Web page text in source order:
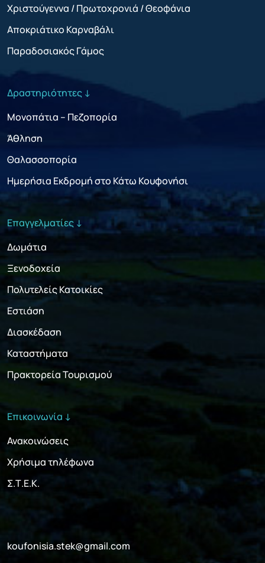
Χριστούγεννα / Πρωτοχρονιά / Θεοφάνια
Αποκριάτικο Καρναβάλι
Παραδοσιακός Γάμος
Δραστηριότητες ↓
Μονοπάτια – Πεζοπορία
Άθληση
Θαλασσοπορία
Ημερήσια Εκδρομή στο Κάτω Κουφονήσι
Επαγγελματίες ↓
Δωμάτια
Ξενοδοχεία
Πολυτελείς Κατοικίες
Εστιάση
Διασκέδαση
Καταστήματα
Πρακτορεία Τουρισμού
Επικοινωνία ↓
Ανακοινώσεις
Χρήσιμα τηλέφωνα
Σ.Τ.Ε.Κ.
koufonisia.stek@gmail.com